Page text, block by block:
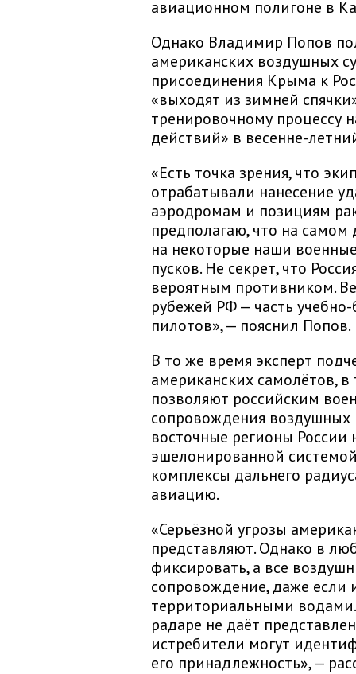
авиационном полигоне в
Однако Владимир Попов
американских воздушных
присоединения Крыма к
«выходят из зимней
тренировочному процессу
действий» в весенне-
«Есть точка зрения, что
отрабатывали нанесение
аэродромам и позициям
предполагаю, что на
на некоторые наши
пусков. Не секрет, что
вероятным противником.
рубежей РФ — часть
пилотов», — пояснил Попов.
В то же время эксперт
американских самолётов,
позволяют российским
сопровождения воздушных
восточные регионы
эшелонированной
комплексы дальнего
авиацию.
«Серьёзной угрозы
представляют. Однако в
фиксировать, а все
сопровождение, даже если
территориальными
радаре не даёт
истребители могут
его принадлежность», —